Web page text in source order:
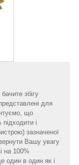
збігу
для
що
і
зазначеної
Вашу увагу
на 100%
один в один як і